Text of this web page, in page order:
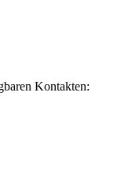
Kontakten: